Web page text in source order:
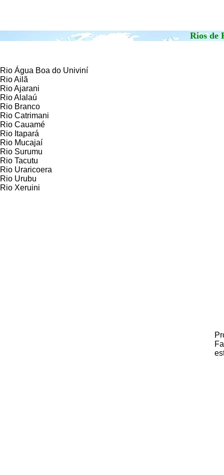
Rios de
Rio Água Boa do Univiní
Rio Ailã
Rio Ajarani
Rio Alalaú
Rio Branco
Rio Catrimani
Rio Cauamé
Rio Itapará
Rio Mucajaí
Rio Surumu
Rio Tacutu
Rio Uraricoera
Rio Urubu
Rio Xeruini